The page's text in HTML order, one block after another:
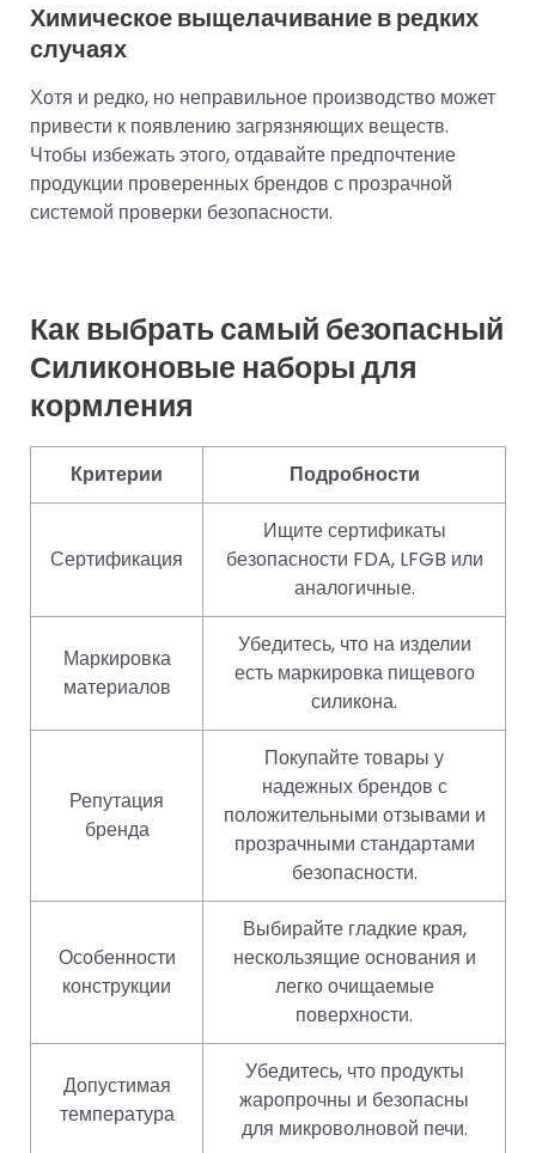
Химическое выщелачивание в редких
случаях
Хотя и редко, но неправильное производство может
привести к появлению загрязняющих веществ.
Чтобы избежать этого, отдавайте предпочтение
продукции проверенных брендов с прозрачной
системой проверки безопасности.
Как выбрать самый безопасный
Силиконовые наборы для
кормления
Критерии Подробности
Сертификация
Ищите сертификаты
безопасности FDA, LFGB или
аналогичные.
Маркировка
материалов
Убедитесь, что на изделии
есть маркировка пищевого
силикона.
Репутация
бренда
Покупайте товары у
надежных брендов с
положительными отзывами и
прозрачными стандартами
безопасности.
Особенности
конструкции
Выбирайте гладкие края,
нескользящие основания и
легко очищаемые
поверхности.
Допустимая
температура
Убедитесь, что продукты
жаропрочны и безопасны
для микроволновой печи.